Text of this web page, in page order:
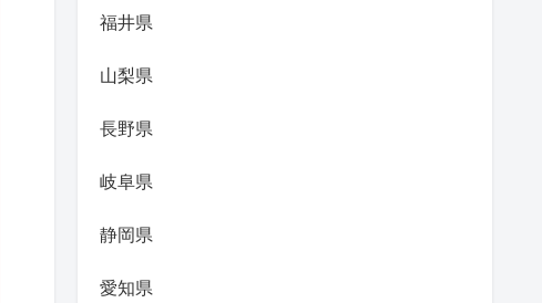
福井県
山梨県
長野県
岐阜県
静岡県
愛知県